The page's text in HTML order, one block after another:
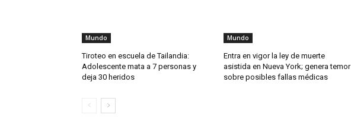
Mundo
Tiroteo en escuela de Tailandia:
Adolescente mata a 7 personas y
deja 30 heridos
Mundo
Entra en vigor la ley de muerte
asistida en Nueva York; genera temor
sobre posibles fallas médicas